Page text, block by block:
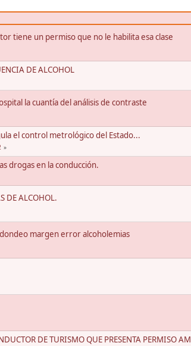
tiene un permiso que no le habilita esa clase
DE ALCOHOL
la cuantía del análisis de contraste
el control metrológico del Estado...
drogas en la conducción.
DE ALCOHOL.
margen error alcoholemias
DE TURISMO QUE PRESENTA PERMISO AM